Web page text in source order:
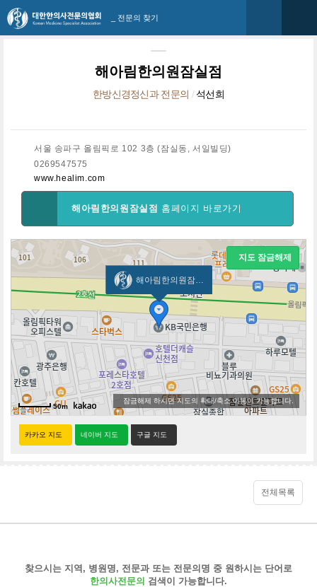
_ 전문의 찾기
해아림한의원잠실점
한방신경정신과 전문의 / 석선희
서울 송파구 올림픽로 102 3층 (잠실동, 서일빌딩)
0269547575
www.healim.com
해아림한의원잠실점 홈페이지 바로가기
지도 잠금해제
잠금해제 하시면 지도의 확대/축소 이동이 가능합니다.
해아림한의원잠실점
50m
카카오 지도 네이버 지도 구글 지도
전체목록
찾으시는 지역, 병원명, 전문과 또는 전문의명 중 원하시는 단어로
한의사전문의 검색이 가능합니다.